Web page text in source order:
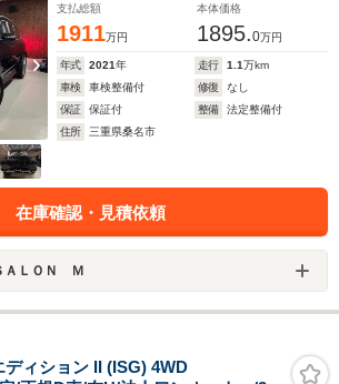
支払総額
1911万円
本体価格
1895.0万円
年式 2021年 走行 1.1万km
車検
車検整備付 修復
なし
保証
保証付 整備
法定整備付
住所
三重県桑名市
在庫確認・見積依頼
ＡＬＯＮ Ｍ
ィション II (ISG) 4WD